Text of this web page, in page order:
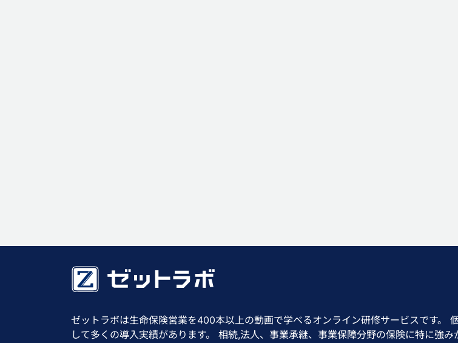
ゼットラボは生命保険営業を400本以上の動画で学べるオンライン研修サービスです。
して多くの導入実績があります。 相続,法人、事業承継、事業保障分野の保険に特に強み